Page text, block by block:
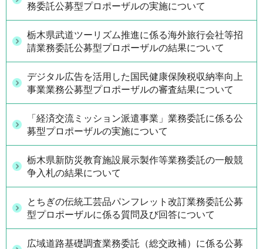
務委託公募型プロポーザルの実施について
栃木県武道ツーリズム推進に係る海外旅行会社等招
請業務委託公募型プロポーザルの結果について
デジタル広告を活用した国民健康保険税収納率向上
事業業務公募型プロポーザルの審査結果について
「経済交流ミッション派遣事業」業務委託に係る公
募型プロポーザルの実施について
栃木県新防災教育施設展示製作等業務委託の一般競
争入札の結果について
とちぎの伝統工芸品パンフレット改訂業務委託公募
型プロポーザルに係る質問及び回答について
広域道路基礎調査業務委託（総交政補）に係る公募